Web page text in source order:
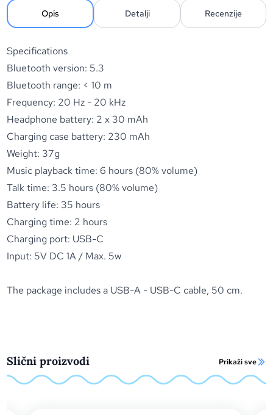
Opis Detalji Recenzije
Specifications
Bluetooth version: 5.3
Bluetooth range: < 10 m
Frequency: 20 Hz - 20 kHz
Headphone battery: 2 x 30 mAh
Charging case battery: 230 mAh
Weight: 37g
Music playback time: 6 hours (80% volume)
Talk time: 3.5 hours (80% volume)
Battery life: 35 hours
Charging time: 2 hours
Charging port: USB-C
Input: 5V DC 1A / Max. 5w
The package includes a USB-A - USB-C cable, 50 cm.
Slični proizvodi Prikaži sve